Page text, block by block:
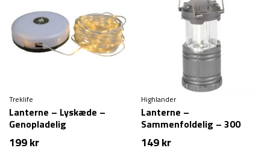
Treklife
Lanterne – Lyskæde –
Genopladelig
199kr
Highlander
Lanterne –
Sammenfoldelig – 300
lumen
149kr